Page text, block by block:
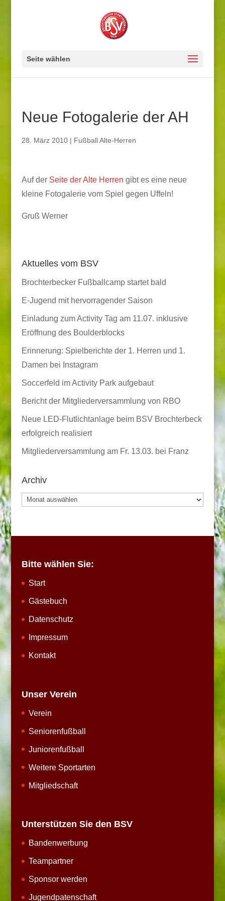
Seite wählen
Neue Fotogalerie der AH
28. März 2010| Fußball Alte-Herren
Auf der Seite der Alte Herren gibt es eine neue
kleine Fotogalerie vom Spiel gegen Uffeln!
Gruß Werner
Aktuelles vom BSV
Brochterbecker Fußballcamp startet bald
E-Jugend mit hervorragender Saison
Einladung zum Activity Tag am 11.07. inklusive
Eröffnung des Boulderblocks
Erinnerung: Spielberichte der 1. Herren und 1.
Damen bei Instagram
Soccerfeld im Activity Park aufgebaut
Bericht der Mitgliederversammlung von RBO
Neue LED-Flutlichtanlage beim BSV Brochterbeck
erfolgreich realisiert
Mitgliederversammlung am Fr. 13.03. bei Franz
Archiv
Archiv
Bitte wählen Sie:
Start
Gästebuch
Datenschutz
Impressum
Kontakt
Unser Verein
Verein
Seniorenfußball
Juniorenfußball
Weitere Sportarten
Mitgliedschaft
Unterstützen Sie den BSV
Bandenwerbung
Teampartner
Sponsor werden
Jugendpatenschaft